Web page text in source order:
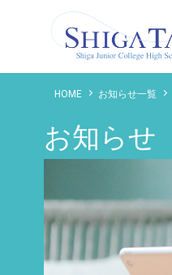
HOME お知らせ一覧
お知らせ